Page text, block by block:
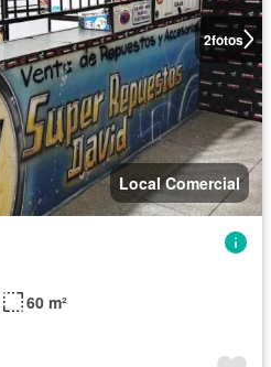
2fotos
Local Comercial
60 m²